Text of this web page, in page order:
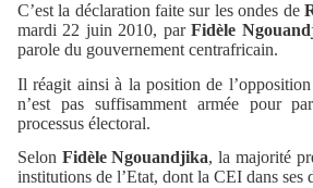
C’est la déclaration faite sur les ondes de
mardi 22 juin 2010, parFidèle
parole du gouvernement centrafricain.
Il réagit ainsi à la position de
n’est pas suffisamment armée pour
processus électoral.
Selon Fidèle Ngouandjika, la majorité
institutions de l’Etat, dont la CEI dans ses